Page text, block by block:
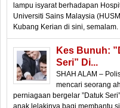
lampu isyarat berhadapan
Universiti Sains Malaysia
Kubang Kerian di sini, semalam.
Kes Bunuh:
Seri” Di...
SHAH ALAM –
mencari seorang
perniagaan bergelar ”Datuk
anak lelakinya bagi membantu